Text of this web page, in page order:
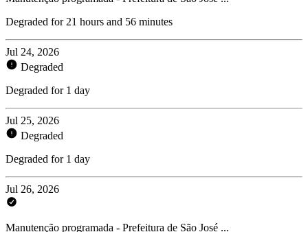
Degraded for 21 hours and 56 minutes
Jul 24, 2026
Degraded
Degraded for 1 day
Jul 25, 2026
Degraded
Degraded for 1 day
Jul 26, 2026
Manutenção programada - Prefeitura de São José ...